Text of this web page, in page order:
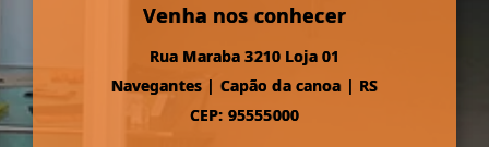
Venha nos conhecer
Rua Maraba 3210 Loja 01
Navegantes | Capão da canoa | RS
CEP: 95555000